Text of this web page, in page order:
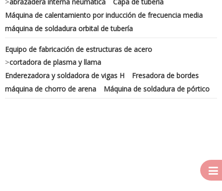
Máquina de calentamiento por inducción de frecuencia media
máquina de soldadura orbital de tubería
Equipo de fabricación de estructuras de acero
>cortadora de plasma y llama
Enderezadora y soldadora de vigas H
Fresadora de bordes
máquina de chorro de arena
Máquina de soldadura de pórtico